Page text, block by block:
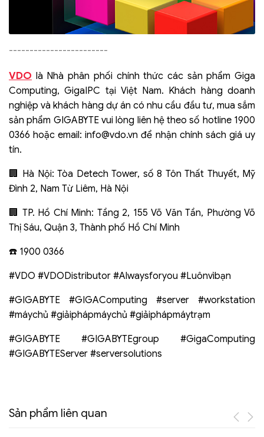
------------------------
VDO là Nhà phân phối chính thức các sản phẩm Giga
Computing, GigaIPC tại Việt Nam. Khách hàng doanh
nghiệp và khách hàng dự án có nhu cầu đầu tư, mua sắm
sản phẩm GIGABYTE vui lòng liên hệ theo số hotline 1900
0366 hoặc email:info@vdo.vn để nhận chính sách giá uy
tín.
🏢 Hà Nội: Tòa Detech Tower, số 8 Tôn Thất Thuyết, Mỹ
Đình 2, Nam Từ Liêm, Hà Nội
🏢 TP. Hồ Chí Minh: Tầng 2, 155 Võ Văn Tần, Phường Võ
Thị Sáu, Quận 3, Thành phố Hồ Chí Minh
☎️ 1900 0366
#VDO #VDODistributor #Alwaysforyou #Luônvìbạn
#GIGABYTE #GIGAComputing #server #workstation
#máychủ #giảiphápmáychủ #giảiphápmáytrạm
#GIGABYTE #GIGABYTEgroup #GigaComputing
#GIGABYTEServer #serversolutions
Sản phẩm liên quan